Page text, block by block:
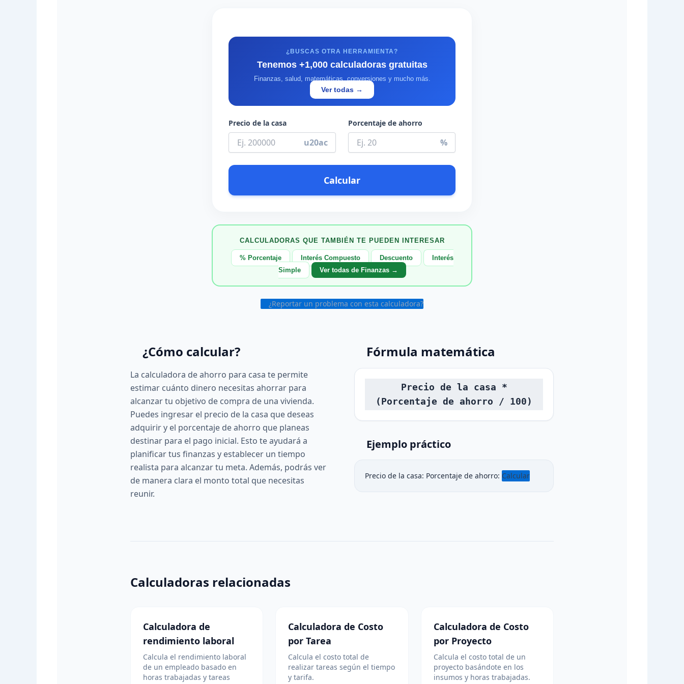
¿BUSCAS OTRA HERRAMIENTA?
Tenemos +1,000 calculadoras gratuitas
Finanzas, salud, matemáticas, conversiones y mucho más.
Ver todas →
Precio de la casa
u20ac
Porcentaje de ahorro
%
Calcular
CALCULADORAS QUE TAMBIÉN TE PUEDEN INTERESAR
% Porcentaje Interés Compuesto Descuento
Interés
Simple
Ver todas de Finanzas →
¿Reportar un problema con esta calculadora?
¿Cómo calcular?
La calculadora de ahorro para casa te permite
estimar cuánto dinero necesitas ahorrar para
alcanzar tu objetivo de compra de una vivienda.
Puedes ingresar el precio de la casa que deseas
adquirir y el porcentaje de ahorro que planeas
destinar para el pago inicial. Esto te ayudará a
planificar tus finanzas y establecer un tiempo
realista para alcanzar tu meta. Además, podrás ver
de manera clara el monto total que necesitas
reunir.
Fórmula matemática
Precio de la casa *
(Porcentaje de ahorro / 100)
Ejemplo práctico
Precio de la casa: Porcentaje de ahorro: Calcular
Calculadoras relacionadas
Calculadora de
rendimiento laboral
Calcula el rendimiento laboral
de un empleado basado en
horas trabajadas y tareas
Calculadora de Costo
por Tarea
Calcula el costo total de
realizar tareas según el tiempo
y tarifa.
Calculadora de Costo
por Proyecto
Calcula el costo total de un
proyecto basándote en los
insumos y horas trabajadas.